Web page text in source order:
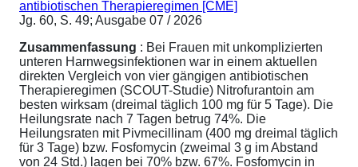
antibiotischen Therapieregimen [CME]
Jg. 60, S. 49; Ausgabe 07 / 2026
Zusammenfassung : Bei Frauen mit unkomplizierten
unteren Harnwegsinfektionen war in einem aktuellen
direkten Vergleich von vier gängigen antibiotischen
Therapieregimen (SCOUT-Studie) Nitrofurantoin am
besten wirksam (dreimal täglich 100 mg für 5 Tage). Die
Heilungsrate nach 7 Tagen betrug 74%. Die
Heilungsraten mit Pivmecillinam (400 mg dreimal täglich
für 3 Tage) bzw. Fosfomycin (zweimal 3 g im Abstand
von 24 Std.) lagen bei 70% bzw. 67%. Fosfomycin in